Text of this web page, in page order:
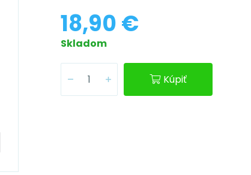
18,90 €
Skladom
Kúpiť